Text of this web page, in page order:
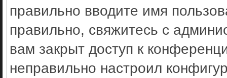
правильно вводите имя
правильно, свяжитесь с
вам закрыт доступ к
неправильно настроил